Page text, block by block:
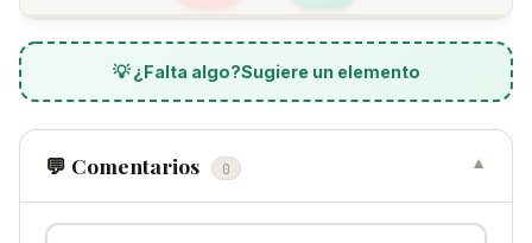
💡 ¿Falta algo?Sugiere un elemento
💬 Comentarios 0 ▼